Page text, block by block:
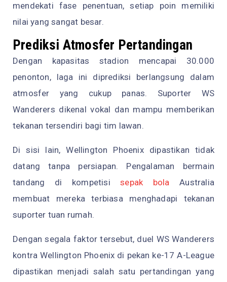
mendekati fase penentuan, setiap poin memiliki
nilai yang sangat besar.
Prediksi Atmosfer Pertandingan
Dengan kapasitas stadion mencapai 30.000
penonton, laga ini diprediksi berlangsung dalam
atmosfer yang cukup panas. Suporter WS
Wanderers dikenal vokal dan mampu memberikan
tekanan tersendiri bagi tim lawan.
Di sisi lain, Wellington Phoenix dipastikan tidak
datang tanpa persiapan. Pengalaman bermain
tandang di kompetisisepak bola Australia
membuat mereka terbiasa menghadapi tekanan
suporter tuan rumah.
Dengan segala faktor tersebut, duel WS Wanderers
kontra Wellington Phoenix di pekan ke-17 A-League
dipastikan menjadi salah satu pertandingan yang